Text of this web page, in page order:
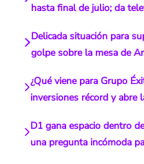
hasta final de julio; da
Delicada situación para
golpe sobre la mesa de
¿Qué viene para Grupo
inversiones récord y abre
D1 gana espacio dentro
una pregunta incómoda